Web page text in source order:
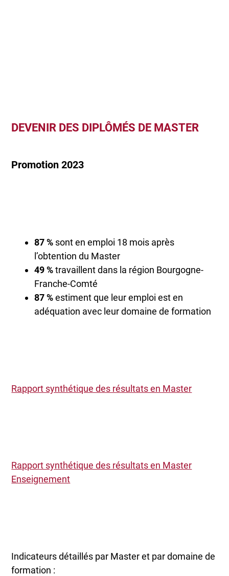
DEVENIR DES DIPLÔMÉS DE MASTER
Promotion 2023
87 % sont en emploi 18 mois après
l’obtention du Master
49 %travaillent dans la région Bourgogne-
Franche-Comté
87 %estiment que leur emploi est en
adéquation avec leur domaine de formation
Rapport synthétique des résultats en Master
Rapport synthétique des résultats en Master
Enseignement
Indicateurs détaillés par Master et par domaine de
formation :